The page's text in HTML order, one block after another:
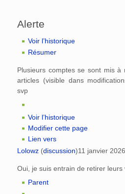
Alerte
Voir l’historique
Résumer
Plusieurs comptes se sont mis à
articles (visible dans
svp
Voir l’historique
Modifier cette page
Lien vers
Lolowz (discussion)11 janvier
Oui, je suis entrain de retirer leurs
Parent